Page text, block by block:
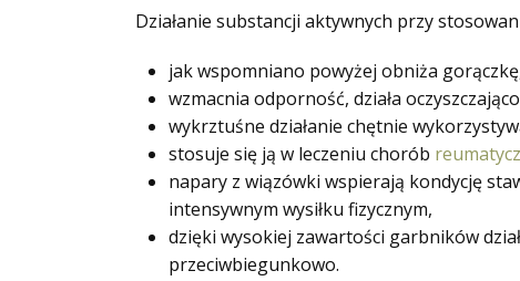
Działanie substancji aktywnych przy
jak wspomniano powyżej obniża
wzmacnia odporność, działa
wykrztuśne działanie chętnie
stosuje się ją w leczeniu chorób
napary z wiązówki wspierają kondycję
intensywnym wysiłku fizycznym,
dzięki wysokiej zawartości garbników
przeciwbiegunkowo.